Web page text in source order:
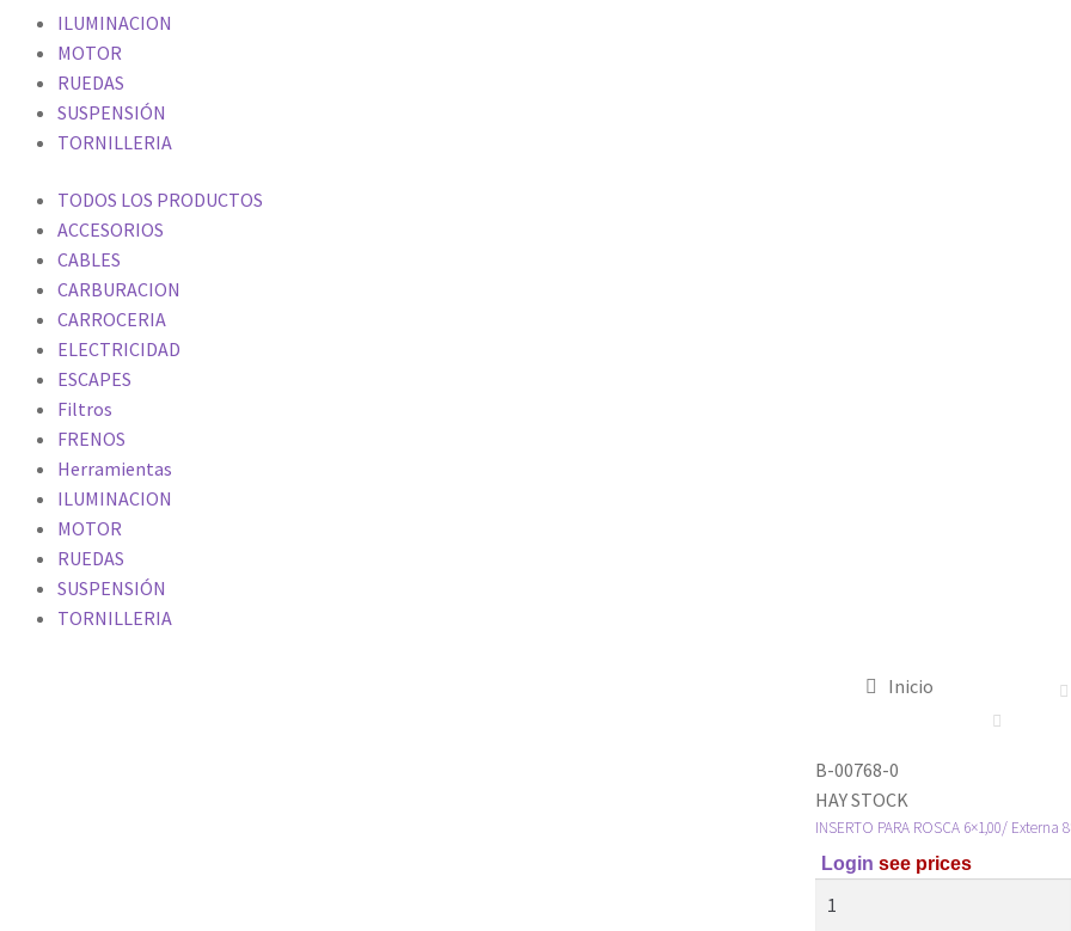
ILUMINACION
MOTOR
RUEDAS
SUSPENSIÓN
TORNILLERIA
TODOS LOS PRODUCTOS
ACCESORIOS
CABLES
CARBURACION
CARROCERIA
ELECTRICIDAD
ESCAPES
Filtros
FRENOS
Herramientas
ILUMINACION
MOTOR
RUEDAS
SUSPENSIÓN
TORNILLERIA
Inicio
B-00768-0
HAY STOCK
INSERTO PARA ROSCA 6×1,00/ Externa
Login see prices